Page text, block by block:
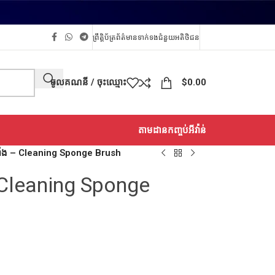
ព្រឹត្តិប័ត្រព័ត៌មានទាក់ទងជំនួយអតិថិជន
ចូលគណនី / ចុះឈ្មោះ $0.00
តាមដានកញ្ចប់អីវ៉ាន់
ាំង – Cleaning Sponge Brush
Sponge